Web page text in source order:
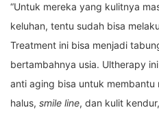
“Untuk mereka yang kulitnya
keluhan, tentu sudah bisa
Treatment ini bisa menjadi
bertambahnya usia. Ultherapy
anti aging bisa untuk membantu
halus, smile line, dan kulit